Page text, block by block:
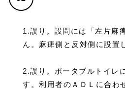
1.誤り。設問には「左片麻
ん。麻痺側と反対側に設置
2.誤り。ポータブルトイレ
す。利用者のＡＤＬに合わ